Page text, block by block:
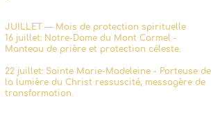
JUILLET — Mois de protection spirituelle
16 juillet: Notre-Dame du Mont Carmel -
Manteau de prière et protection céleste.
22 juillet: Sainte Marie-Madeleine - Porteuse de
la lumière du Christ ressuscité, messagère de
transformation.